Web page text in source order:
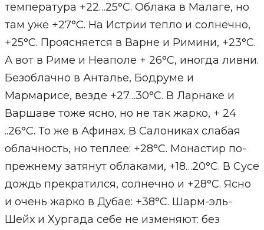
температура +22…25°С. Облака в Малаге, но
там уже +27°С. На Истрии тепло и солнечно,
+25°С. Проясняется в Варне и Римини, +23°С.
А вот в Риме и Неаполе + 26°С, иногда ливни.
Безоблачно в Анталье, Бодруме и
Мармарисе, везде +27…30°С. В Ларнаке и
Варшаве тоже ясно, но не так жарко, + 24
..26°С. То же в Афинах. В Салониках слабая
облачность, но теплее: +28°С. Монастир по-
прежнему затянут облаками, +18…20°С. В Сусе
дождь прекратился, солнечно и +28°С. Ясно
и очень жарко в Дубае: +38°С. Шарм-эль-
Шейх и Хургада себе не изменяют: без